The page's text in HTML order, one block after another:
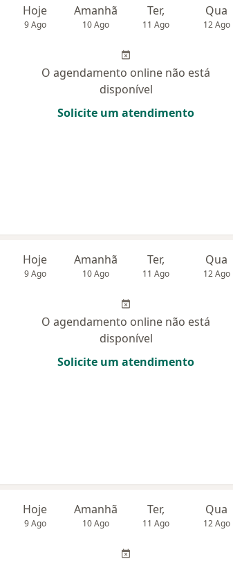
Hoje
9 Ago
Amanhã
10 Ago
Ter,
11 Ago
Qua
12 Ago
O agendamento online não está
disponível
Solicite um atendimento
Hoje
9 Ago
Amanhã
10 Ago
Ter,
11 Ago
Qua
12 Ago
O agendamento online não está
disponível
Solicite um atendimento
Hoje
9 Ago
Amanhã
10 Ago
Ter,
11 Ago
Qua
12 Ago